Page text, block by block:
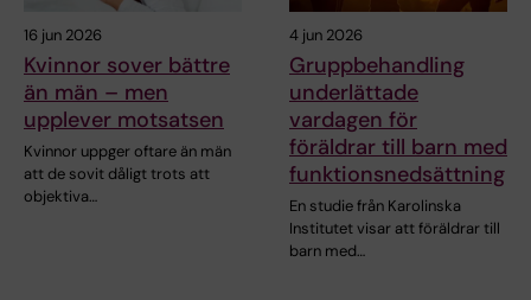
16 jun 2026
Kvinnor sover bättre
än män – men
upplever motsatsen
Kvinnor uppger oftare än män
att de sovit dåligt trots att
objektiva…
4 jun 2026
Gruppbehandling
underlättade
vardagen för
föräldrar till barn med
funktionsnedsättning
En studie från Karolinska
Institutet visar att föräldrar till
barn med…